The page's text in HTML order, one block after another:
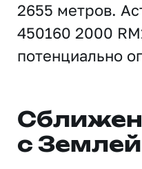
2655 метров.
450160 2000
потенциально
с Землей